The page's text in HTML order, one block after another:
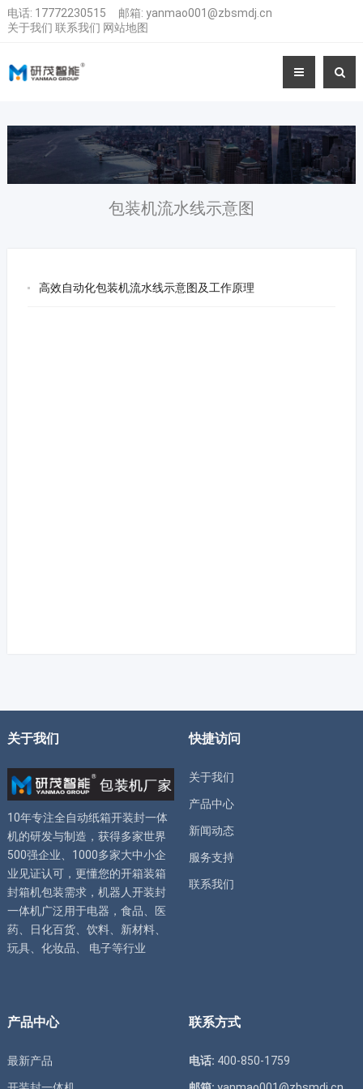
电话: 17772230515 邮箱: yanmao001@zbsmdj.cn
关于我们 联系我们 网站地图
包装机流水线示意图
高效自动化包装机流水线示意图及工作原理
关于我们
10年专注全自动纸箱开装封一体
机的研发与制造，获得多家世界
500强企业、1000多家大中小企
业见证认可，更懂您的开箱装箱
封箱机包装需求， 机器人开装封
一体机广泛用于电器，食品、医
药、日化百货、饮料、新材料、
玩具、化妆品、 电子等行业
快捷访问
关于我们
产品中心
新闻动态
服务支持
联系我们
产品中心
最新产品
联系方式
电话: 400-850-1759